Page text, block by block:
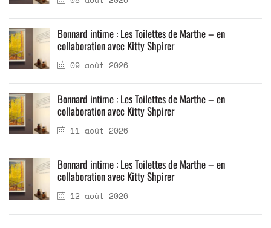
09 août 2026
Bonnard intime : Les Toilettes de Marthe – en
collaboration avec Kitty Shpirer
11 août 2026
Bonnard intime : Les Toilettes de Marthe – en
collaboration avec Kitty Shpirer
12 août 2026
Bonnard intime : Les Toilettes de Marthe – en
collaboration avec Kitty Shpirer